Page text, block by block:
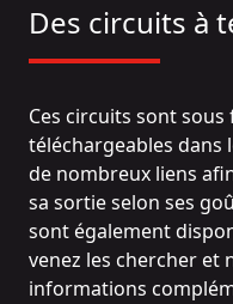
Des circuits à
Ces circuits sont
téléchargeables dans
de nombreux liens
sa sortie selon ses
sont également
venez les chercher et
informations